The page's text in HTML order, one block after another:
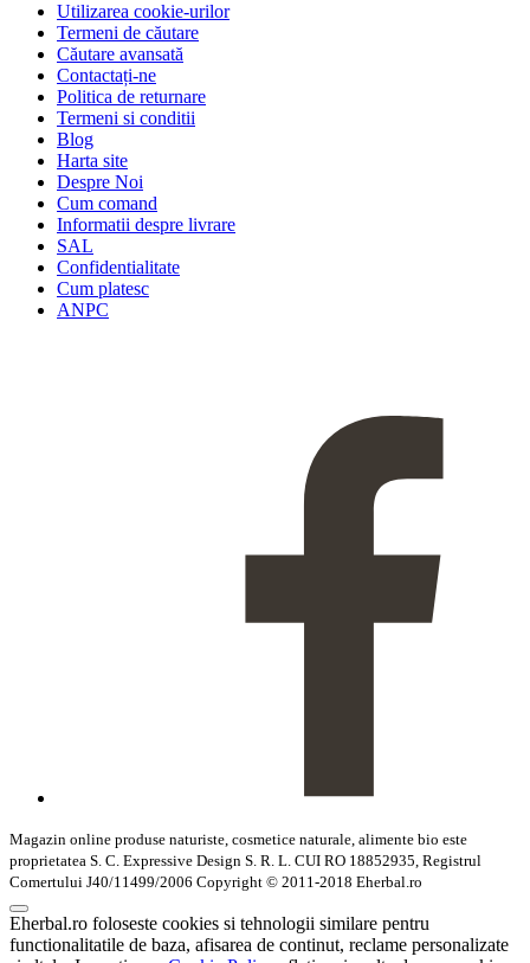
Utilizarea cookie-urilor
Termeni de căutare
Căutare avansată
Contactați-ne
Politica de returnare
Termeni si conditii
Blog
Harta site
Despre Noi
Cum comand
Informatii despre livrare
SAL
Confidentialitate
Cum platesc
ANPC
Magazin online produse naturiste, cosmetice naturale, alimente bio este
proprietatea S. C. Expressive Design S. R. L. CUI RO 18852935, Registrul
Comertului J40/11499/2006 Copyright © 2011-2018 Eherbal.ro
Eherbal.ro foloseste cookies si tehnologii similare pentru
functionalitatile de baza, afisarea de continut, reclame personalizate